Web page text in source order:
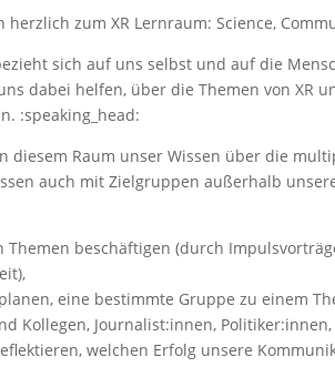
herzlich zum XR Lernraum: Science,
sich auf uns selbst und auf die
dabei helfen, über die Themen von XR
:speaking_head:
diesem Raum unser Wissen über die
auch mit Zielgruppen außerhalb
Themen beschäftigen (durch
eine bestimmte Gruppe zu einem
Kollegen, Journalist:innen,
welchen Erfolg unsere